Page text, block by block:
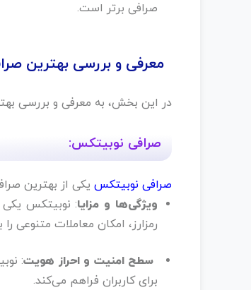
صرافی برتر است.
معرفی و بررسی بهترین
در این بخش، به معرفی و بررسی
صرافی نوبیتکس:
صرافی نوبیتکس یکی از بهترین
ویژگی‌ها و مزایا
رمزارز، امکان معاملات متنوعی
سطح امنیت و احراز هویت:
برای کاربران فراهم می‌کند.